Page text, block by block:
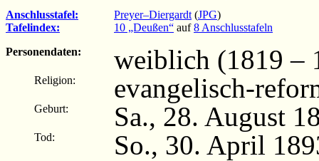
Anschlusstafel: Preyer–Diergardt (JPG)
Tafelindex:
10 „Deußen“ auf8 Anschlusstafeln
Personendaten:
weiblich (1819 –
Religion: evangelisch-
Geburt: Sa., 28. August
Tod: So., 30. April